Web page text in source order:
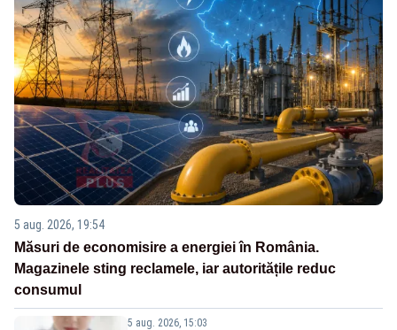
5 aug. 2026, 19:54
Măsuri de economisire a energiei în România.
Magazinele sting reclamele, iar autoritățile reduc
consumul
5 aug. 2026, 15:03